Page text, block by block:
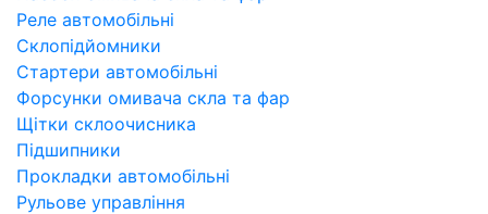
Реле автомобільні
Склопідйомники
Стартери автомобільні
Форсунки омивача скла та фар
Щітки склоочисника
Підшипники
Прокладки автомобільні
Рульове управління